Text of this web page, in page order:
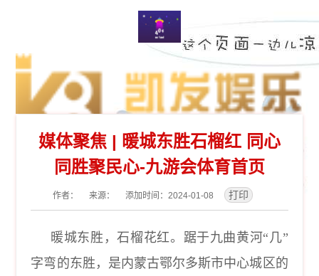
媒体聚焦 | 暖城东胜石榴红 同心
同胜聚民心-九游会体育首页
作者： 来源： 添加时间：2024-01-08
暖城东胜，石榴花红。踞于九曲黄河 “几”
字弯的东胜，是内蒙古鄂尔多斯市中心城区的